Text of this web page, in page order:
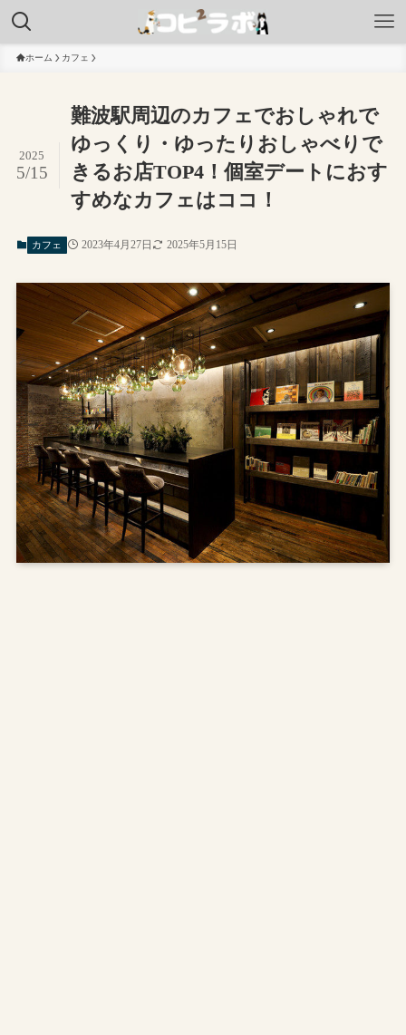
ホーム カフェ
難波駅周辺のカフェでおしゃれで
ゆっくり・ゆったりおしゃべりで
きるお店TOP4！個室デートにおす
すめなカフェはココ！
2025
5/15
カフェ 2023年4月27日 2025年5月15日